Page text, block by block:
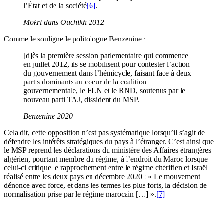
l’État et de la société[6].
Mokri dans Ouchikh 2012
Comme le souligne le politologue Benzenine :
[d]ès la première session parlementaire qui commence
en juillet 2012, ils se mobilisent pour contester l’action
du gouvernement dans l’hémicycle, faisant face à deux
partis dominants au coeur de la coalition
gouvernementale, le FLN et le RND, soutenus par le
nouveau parti TAJ, dissident du MSP.
Benzenine 2020
Cela dit, cette opposition n’est pas systématique lorsqu’il s’agit de
défendre les intérêts stratégiques du pays à l’étranger. C’est ainsi que
le MSP reprend les déclarations du ministère des Affaires étrangères
algérien, pourtant membre du régime, à l’endroit du Maroc lorsque
celui-ci critique le rapprochement entre le régime chérifien et Israël
réalisé entre les deux pays en décembre 2020 : « Le mouvement
dénonce avec force, et dans les termes les plus forts, la décision de
normalisation prise par le régime marocain […] ».[7]